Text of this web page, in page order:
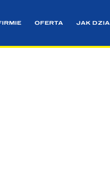
OFERTA JAK